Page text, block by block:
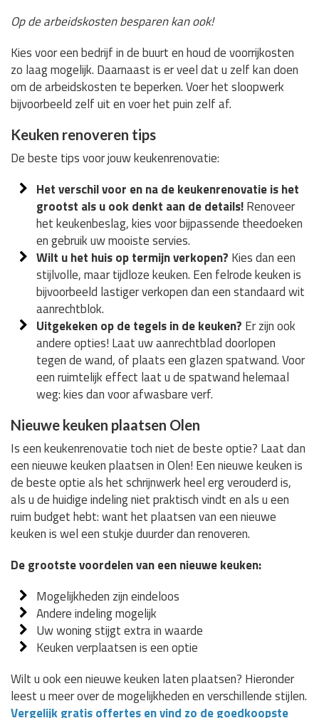
Op de arbeidskosten besparen kan ook!
Kies voor een bedrijf in de buurt en houd de voorrijkosten
zo laag mogelijk. Daarnaast is er veel dat u zelf kan doen
om de arbeidskosten te beperken. Voer het sloopwerk
bijvoorbeeld zelf uit en voer het puin zelf af.
Keuken renoveren tips
De beste tips voor jouw keukenrenovatie:
Het verschil voor en na de keukenrenovatie is het
grootst als u ook denkt aan de details!Renoveer
het keukenbeslag, kies voor bijpassende theedoeken
en gebruik uw mooiste servies.
Wilt u het huis op termijn verkopen? Kies dan een
stijlvolle, maar tijdloze keuken. Een felrode keuken is
bijvoorbeeld lastiger verkopen dan een standaard wit
aanrechtblok.
Uitgekeken op de tegels in de keuken? Er zijn ook
andere opties! Laat uw aanrechtblad doorlopen
tegen de wand, of plaats een glazen spatwand. Voor
een ruimtelijk effect laat u de spatwand helemaal
weg: kies dan voor afwasbare verf.
Nieuwe keuken plaatsen Olen
Is een keukenrenovatie toch niet de beste optie? Laat dan
een nieuwe keuken plaatsen in Olen! Een nieuwe keuken is
de beste optie als het schrijnwerk heel erg verouderd is,
als u de huidige indeling niet praktisch vindt en als u een
ruim budget hebt: want het plaatsen van een nieuwe
keuken is wel een stukje duurder dan renoveren.
De grootste voordelen van een nieuwe keuken:
Mogelijkheden zijn eindeloos
Andere indeling mogelijk
Uw woning stijgt extra in waarde
Keuken verplaatsen is een optie
Wilt u ook een nieuwe keuken laten plaatsen? Hieronder
leest u meer over de mogelijkheden en verschillende stijlen.
Vergelijk gratis offertes en vind zo de goedkoopste